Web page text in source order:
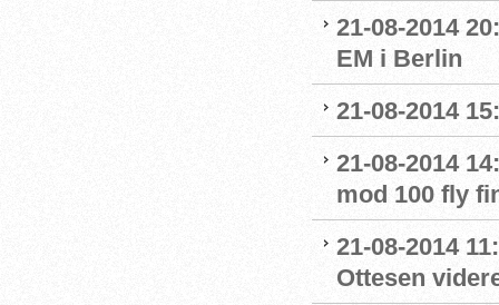
21-08-2014
EM i Berlin
21-08-2014
21-08-2014
mod 100 fly
21-08-2014
Ottesen